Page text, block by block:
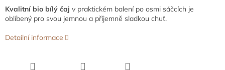
Kvalitní bio bílý čaj v praktickém balení po osmi sáčcích je
oblíbený pro svou jemnou a příjemně sladkou chuť.
Detailní informace